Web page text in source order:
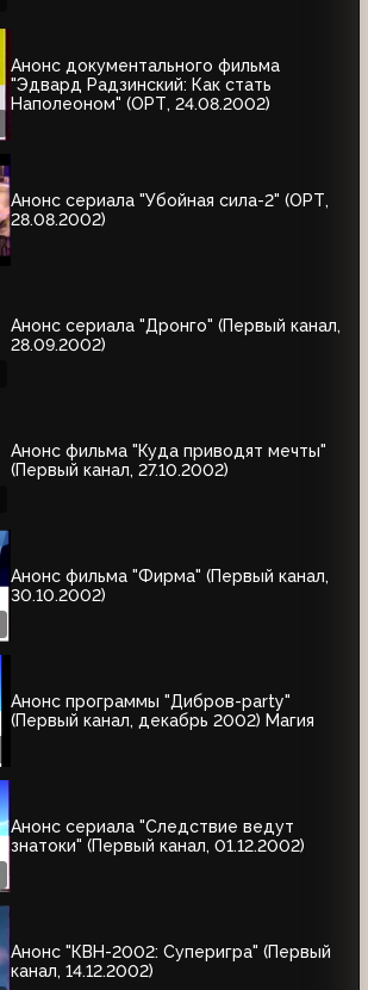
Анонс документального фильма
"Эдвард Радзинский: Как стать
Наполеоном" (ОРТ, 24.08.2002)
Анонс сериала "Убойная сила-2" (ОРТ,
28.08.2002)
Анонс сериала "Дронго" (Первый канал,
28.09.2002)
Анонс фильма "Куда приводят мечты"
(Первый канал, 27.10.2002)
Анонс фильма "Фирма" (Первый канал,
30.10.2002)
Анонс программы "Дибров-party"
(Первый канал, декабрь 2002) Магия
Анонс сериала "Следствие ведут
знатоки" (Первый канал, 01.12.2002)
Анонс "КВН-2002: Суперигра" (Первый
канал, 14.12.2002)